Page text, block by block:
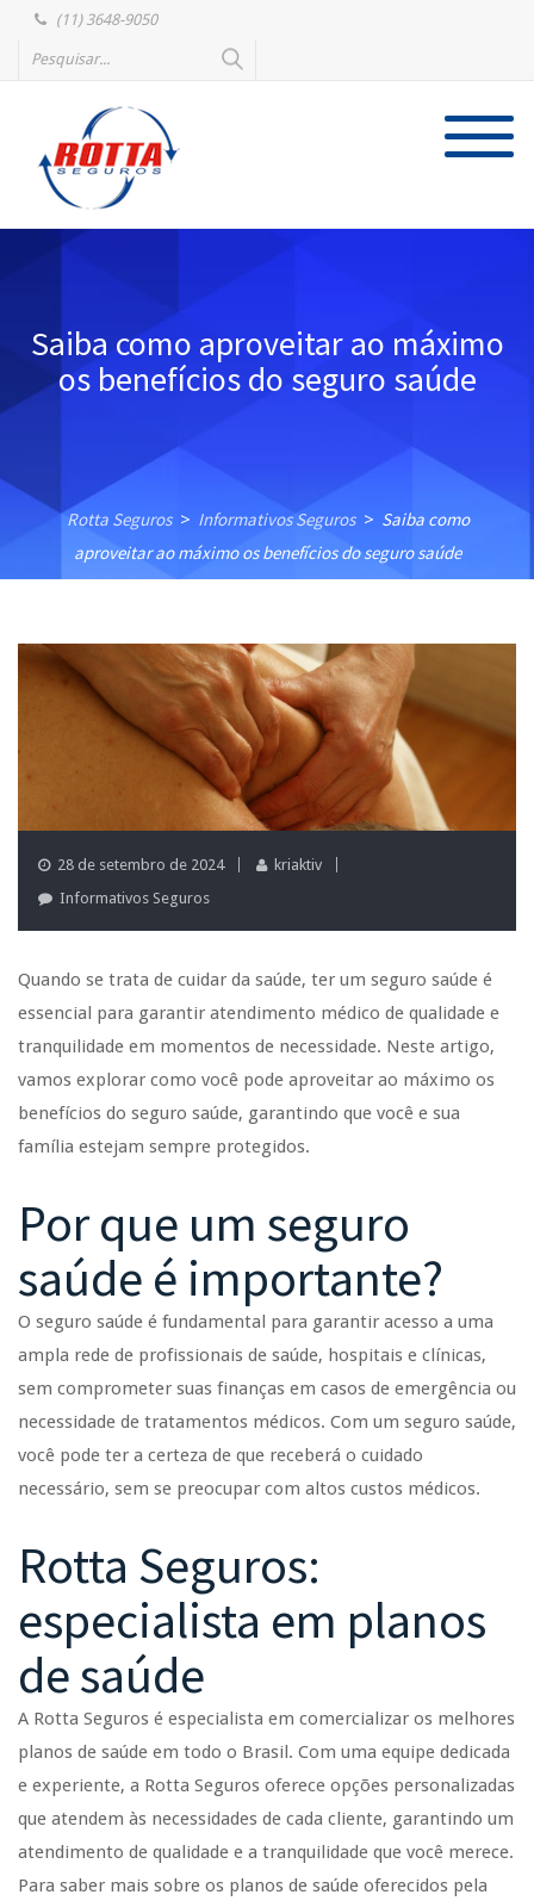
(11) 3648-9050
Saiba como aproveitar ao máximo
os benefícios do seguro saúde
Rotta Seguros > Informativos Seguros > Saiba como
aproveitar ao máximo os benefícios do seguro saúde
28 de setembro de 2024
kriaktiv
Informativos Seguros
Quando se trata de cuidar da saúde, ter um seguro saúde é
essencial para garantir atendimento médico de qualidade e
tranquilidade em momentos de necessidade. Neste artigo,
vamos explorar como você pode aproveitar ao máximo os
benefícios do seguro saúde, garantindo que você e sua
família estejam sempre protegidos.
Por que um seguro
saúde é importante?
O seguro saúde é fundamental para garantir acesso a uma
ampla rede de profissionais de saúde, hospitais e clínicas,
sem comprometer suas finanças em casos de emergência ou
necessidade de tratamentos médicos. Com um seguro saúde,
você pode ter a certeza de que receberá o cuidado
necessário, sem se preocupar com altos custos médicos.
Rotta Seguros:
especialista em planos
de saúde
A Rotta Seguros é especialista em comercializar os melhores
planos de saúde em todo o Brasil. Com uma equipe dedicada
e experiente, a Rotta Seguros oferece opções personalizadas
que atendem às necessidades de cada cliente, garantindo um
atendimento de qualidade e a tranquilidade que você merece.
Para saber mais sobre os planos de saúde oferecidos pela